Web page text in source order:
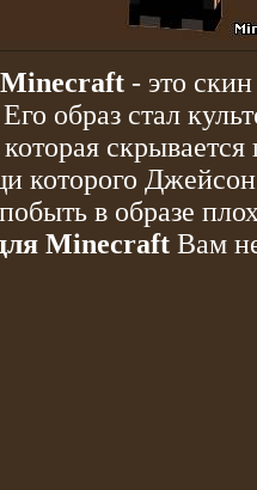
- это
образ стал
которого Джейсон
в образе
Minecraft Вам